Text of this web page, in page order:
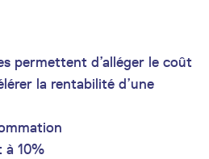
permettent d’alléger le coût
la rentabilité d’une
à 10%